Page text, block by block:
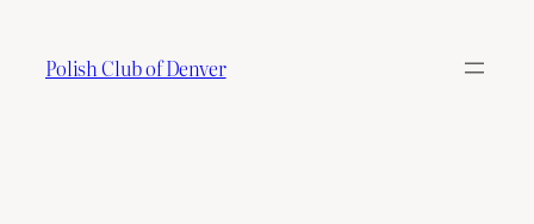
content
Polish Club of Denver